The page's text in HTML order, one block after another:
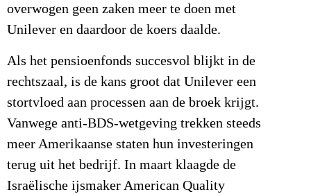
overwogen geen zaken meer te doen met
Unilever en daardoor de koers daalde.
Als het pensioenfonds succesvol blijkt in de
rechtszaal, is de kans groot dat Unilever een
stortvloed aan processen aan de broek krijgt.
Vanwege anti-BDS-wetgeving trekken steeds
meer Amerikaanse staten hun investeringen
terug uit het bedrijf. In maart klaagde de
Israëlische ijsmaker American Quality